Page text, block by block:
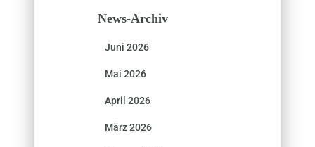
News-Archiv
Juni 2026
Mai 2026
April 2026
März 2026